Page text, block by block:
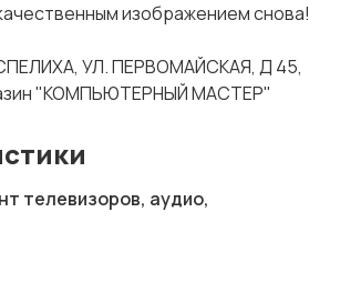
изображением снова!
УЛ. ПЕРВОМАЙСКАЯ, Д 45,
"КОМПЬЮТЕРНЫЙ МАСТЕР"
телевизоров, аудио,